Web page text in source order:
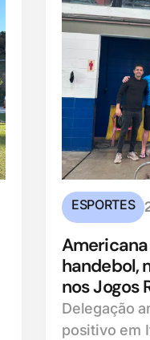
ESPORTES
handebol,
nos Jogos
Delegação
positivo em